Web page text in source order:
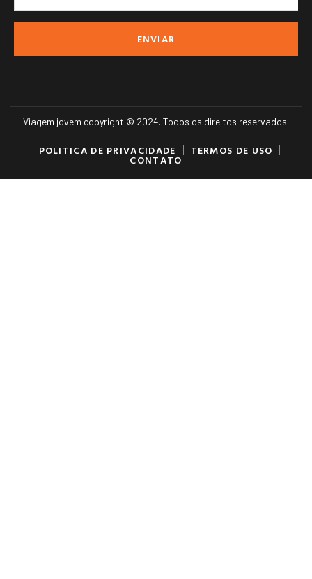
ENVIAR
Viagem jovem copyright © 2024. Todos os direitos reservados.
POLITICA DE PRIVACIDADE TERMOS DE USO
CONTATO